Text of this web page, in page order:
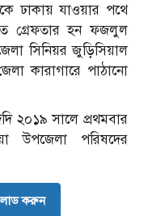
ঢাকায় যাওয়ার পথে
গ্রেফতার হন ফজলুল
সিনিয়র জুড়িসিয়াল
কারাগারে পাঠানো
২০১৯ সালে প্রথমবার
উপজেলা পরিষদের
করুন